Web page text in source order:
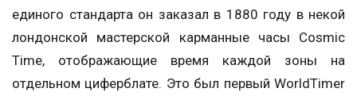
единого стандарта он заказал в 1880 году в некой
лондонской мастерской карманные часы Cosmic
Time, отображающие время каждой зоны на
отдельном циферблате. Это был первый WorldTimer